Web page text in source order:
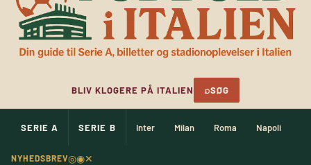
BLIV KLOGERE PÅ ITALIEN ⌕SØG
SERIE A SERIE B Inter Milan Roma Napoli
NYHEDSBREV◎◉✕